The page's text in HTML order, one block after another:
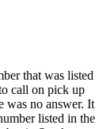
that was listed
call on pick up
was no answer. It
listed in the